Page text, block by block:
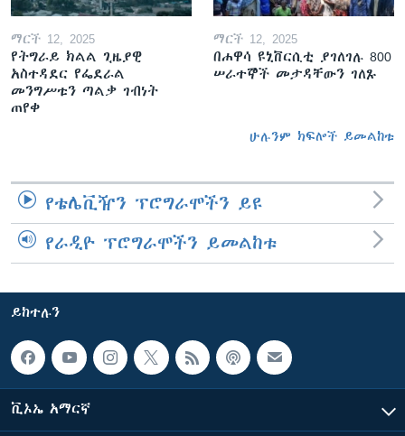
ማርች 12, 2025
የትግራይ ክልል ጊዜያዊ
አስተዳደር የፌደራል
መንግሥቱን ጣልቃ ገብነት
ጠየቀ
ማርች 12, 2025
በሐዋሳ ዩኒቨርሲቲ ያገለገሉ 800
ሠራተኞች መታዳቸውን ገለጹ
ሁሉንም ክፍሎች ይመልከቱ
የቴሌቪዥን ፕሮግራሞችን ይዩ
የራዲዮ ፕሮግራሞችን ይመልከቱ
ይከተሉን
ቪኦኤ አማርኛ